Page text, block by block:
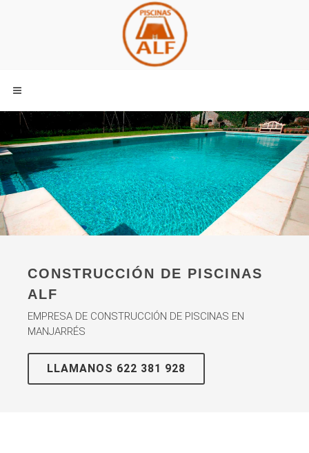
CONSTRUCCIÓN DE PISCINAS
ALF
EMPRESA DE CONSTRUCCIÓN DE PISCINAS EN
MANJARRÉS
LLAMANOS 622 381 928